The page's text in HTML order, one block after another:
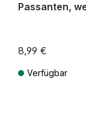
Passanten,
8,99 €
Verfügbar